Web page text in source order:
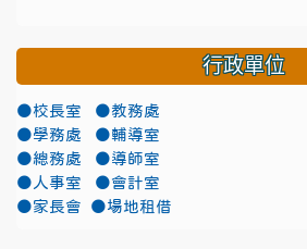
行政單位
●校長室
●教務處
●學務處
●輔導室
●總務處
●導師室
●人事室
●會計室
●家長會
●場地租借